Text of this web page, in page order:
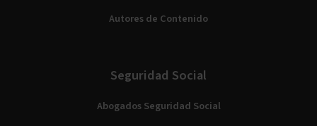
Autores de Contenido
Seguridad Social
Abogados Seguridad Social